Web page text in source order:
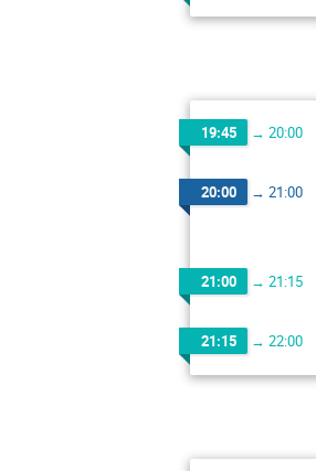
19:45 → 20:00
20:00 → 21:00
21:00 → 21:15
21:15 → 22:00